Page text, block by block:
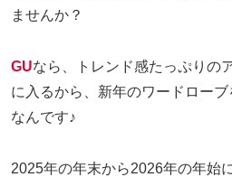
ませんか？
GUなら、トレンド感たっぷりの
に入るから、新年のワードロー
なんです♪
2025年の年末から2026年の年始